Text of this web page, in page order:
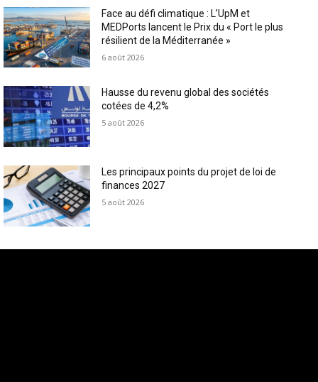
Face au défi climatique : L’UpM et
MEDPorts lancent le Prix du « Port le plus
résilient de la Méditerranée »
6 août 2026
Hausse du revenu global des sociétés
cotées de 4,2%
5 août 2026
Les principaux points du projet de loi de
finances 2027
5 août 2026